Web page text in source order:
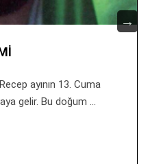
ayının 13. Cuma
gelir. Bu doğum ...